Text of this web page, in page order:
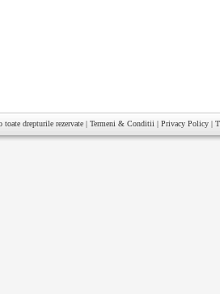
toate drepturile rezervate | Termeni & Conditii | Privacy Policy |